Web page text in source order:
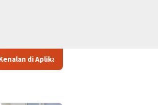
Pelaku Diringkus di Ciputat